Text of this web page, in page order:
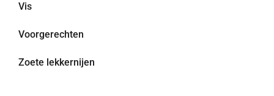
Vis
Voorgerechten
Zoete lekkernijen